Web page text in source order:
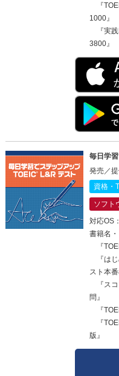
『
1000』
『実践
3800』
毎日学
発売／
資格・
ソフト
対応OS
書籍名
『
『はじ
スト本番
『スコ
問』
『
『
版』